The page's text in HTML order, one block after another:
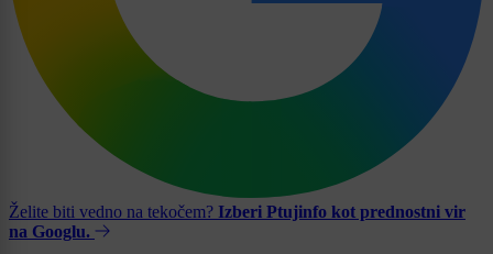
Želite biti vedno na tekočem? Izberi Ptujinfo kot prednostni vir
na Googlu.